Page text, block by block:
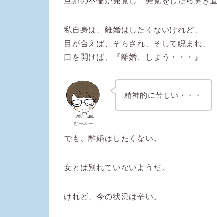
私自身は、離婚はしたくないけれど、
目が合えば、そらされ、そして睨まれ、
口を開けば、『離婚、しよう・・・』
むーみー
精神的に苦しい・・・
でも、離婚はしたくない。
女とは別れていないようだ。
けれど、今の状況は辛い。